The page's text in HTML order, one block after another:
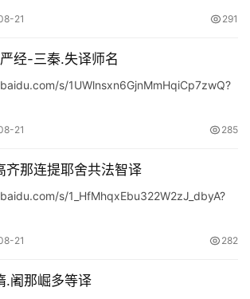
21 291
经-三秦.失译师名
s/1UWlnsxn6GjnMmHqiCp7zwQ?
21 285
齐那连提耶舍共法智译
s/1_HfMhqxEbu322W2zJ_dbyA?
21 282
.阇那崛多等译